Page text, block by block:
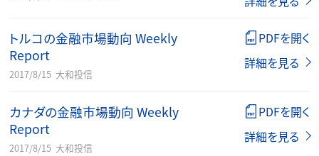
トルコの金融市場動向 Weekly
Report
2017/8/15 大和投信
PDFを開く
詳細を見る
カナダの金融市場動向 Weekly
Report
2017/8/15 大和投信
PDFを開く
詳細を見る